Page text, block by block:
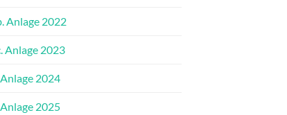
Anlage 2022
Anlage 2023
2024
2025